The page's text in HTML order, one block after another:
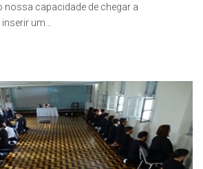
nossa capacidade de chegar a
um…